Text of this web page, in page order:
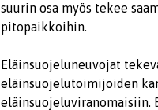
suurin osa myös tekee
pitopaikkoihin.
Eläinsuojeluneuvojat
eläinsuojelutoimijoiden
eläinsuojeluviranomaisiin.